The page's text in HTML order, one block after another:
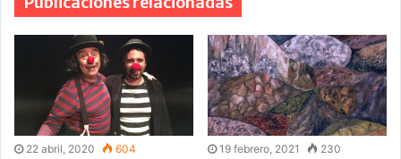
22 abril, 2020 604 19 febrero, 2021 230